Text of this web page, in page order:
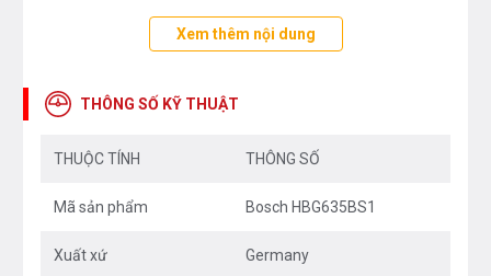
nhiều thực phẩm trong 1 lần nướng đảm bảo tất cả
chín đều hoàn hảo, đặc biệt bên trong khoang lò được
khả năng chống trầy xước chịu được ở nhiệt độ cao.
Đánh giá linh kiện lò nướng HBG635BS1
có tốt không?
Lò nướng Bosch HBG635BS1sử dụng cửa kính chịu
Xem thêm nội dung
THÔNG SỐ KỸ THUẬT
THUỘC TÍNH THÔNG SỐ
Mã sản phẩm Bosch HBG635BS1
Xuất xứ Germany